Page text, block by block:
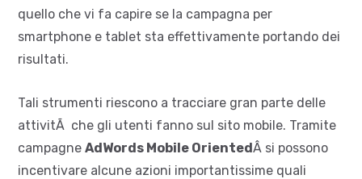
quello che vi fa capire se la campagna per
smartphone e tablet sta effettivamente portando dei
risultati.
Tali strumenti riescono a tracciare gran parte delle
attivitÃ che gli utenti fanno sul sito mobile. Tramite
campagne AdWords Mobile OrientedÂ si possono
incentivare alcune azioni importantissime quali